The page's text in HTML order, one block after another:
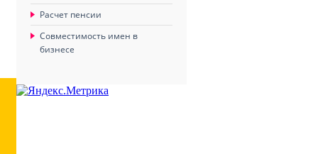
Расчет пенсии
Совместимость имен в
бизнесе